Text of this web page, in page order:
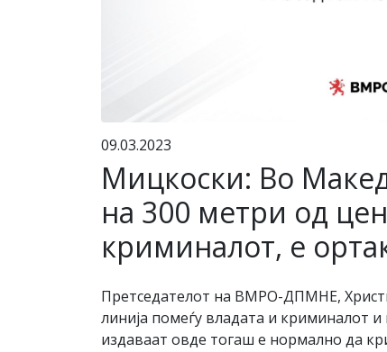
09.03.2023
Мицкоски: Во
на 300 метри од
криминалот, е
Претседателот на ВМРО-ДПМНЕ,
линија помеѓу владата и криминалот
издаваат овде тогаш е нормално да